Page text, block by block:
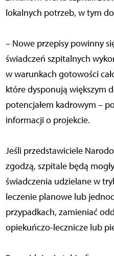
lokalnych potrzeb, w tym
– Nowe przepisy powinny
świadczeń szpitalnych
w warunkach gotowości
które dysponują większym
potencjałem kadrowym –
informacji o projekcie.
Jeśli przedstawiciele
zgodzą, szpitale będą
świadczenia udzielane w
leczenie planowe lub
przypadkach, zamieniać
opiekuńczo-lecznicze lub